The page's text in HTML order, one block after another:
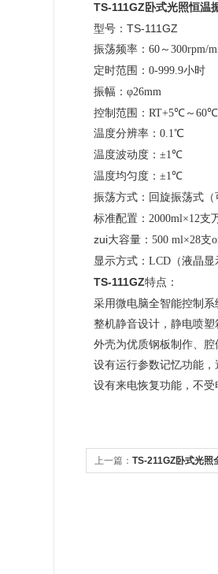
TS-111GZ 卧式光照恒温
型号： TS-111GZ
振荡频率： 60～300rpm/
定时范围： 0-999.9小时
振幅： φ26mm
控制范围： RT+5℃～
温度分辨率： 0.1℃
温度波动度： ±1℃
温度均匀度： ±1℃
振荡方式： 回旋振荡式
标准配置： 2000ml×12支
zui大容量： 500 ml×28支
显示方式： LCD（液晶显
TS-111GZ特点：
采用微电脑全智能控制
整机静音设计，静电喷
外壳为优质钢板制作、
设有运行参数记忆功能
设有来电恢复功能，不
上一篇： TS-211GZ卧式光照